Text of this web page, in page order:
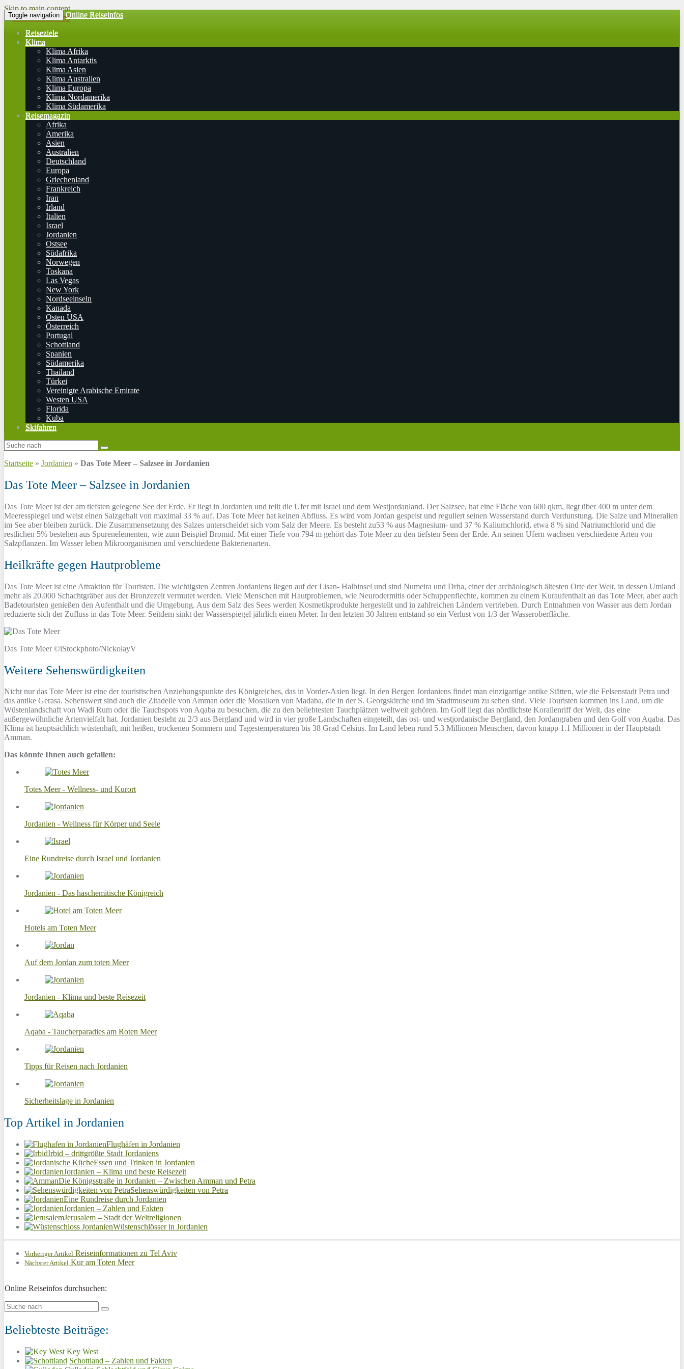
Skip to main content
Toggle navigation Online Reiseinfos
Reiseziele
Klima
Klima Afrika
Klima Antarktis
Klima Asien
Klima Australien
Klima Europa
Klima Nordamerika
Klima Südamerika
Reisemagazin
Afrika
Amerika
Asien
Australien
Deutschland
Europa
Griechenland
Frankreich
Iran
Irland
Italien
Israel
Jordanien
Ostsee
Südafrika
Norwegen
Toskana
Las Vegas
New York
Nordseeinseln
Kanada
Osten USA
Österreich
Portugal
Schottland
Spanien
Südamerika
Thailand
Türkei
Vereinigte Arabische Emirate
Westen USA
Florida
Kuba
Skifahren
Startseite » Jordanien » Das Tote Meer – Salzsee in Jordanien
Das Tote Meer – Salzsee in Jordanien
Das Tote Meer ist der am tiefsten gelegene See der Erde. Er liegt in Jordanien und teilt die Ufer mit Israel und dem Westjordanland. Der Salzsee, hat eine Fläche von 600 qkm, liegt über 400 m unter dem
Meeresspiegel und weist einen Salzgehalt von maximal 33 % auf. Das Tote Meer hat keinen Abfluss. Es wird vom Jordan gespeist und reguliert seinen Wasserstand durch Verdunstung. Die Salze und Mineralien
im See aber bleiben zurück. Die Zusammensetzung des Salzes unterscheidet sich vom Salz der Meere. Es besteht zu53 % aus Magnesium- und 37 % Kaliumchlorid, etwa 8 % sind Natriumchlorid und die
restlichen 5% bestehen aus Spurenelementen, wie zum Beispiel Bromid. Mit einer Tiefe von 794 m gehört das Tote Meer zu den tiefsten Seen der Erde. An seinen Ufern wachsen verschiedene Arten von
Salzpflanzen. Im Wasser leben Mikroorganismen und verschiedene Bakterienarten.
Heilkräfte gegen Hautprobleme
Das Tote Meer ist eine Attraktion für Touristen. Die wichtigsten Zentren Jordaniens liegen auf der Lisan- Halbinsel und sind Numeira und Drha, einer der archäologisch ältesten Orte der Welt, in dessen Umland
mehr als 20.000 Schachtgräber aus der Bronzezeit vermutet werden. Viele Menschen mit Hautproblemen, wie Neurodermitis oder Schuppenflechte, kommen zu einem Kuraufenthalt an das Tote Meer, aber auch
Badetouristen genießen den Aufenthalt und die Umgebung. Aus dem Salz des Sees werden Kosmetikprodukte hergestellt und in zahlreichen Ländern vertrieben. Durch Entnahmen von Wasser aus dem Jordan
reduzierte sich der Zufluss in das Tote Meer. Seitdem sinkt der Wasserspiegel jährlich einen Meter. In den letzten 30 Jahren entstand so ein Verlust von 1/3 der Wasseroberfläche.
Das Tote Meer ©iStockphoto/NickolayV
Weitere Sehenswürdigkeiten
Nicht nur das Tote Meer ist eine der touristischen Anziehungspunkte des Königreiches, das in Vorder-Asien liegt. In den Bergen Jordaniens findet man einzigartige antike Stätten, wie die Felsenstadt Petra und
das antike Gerasa. Sehenswert sind auch die Zitadelle von Amman oder die Mosaiken von Madaba, die in der S. Georgskirche und im Stadtmuseum zu sehen sind. Viele Touristen kommen ins Land, um die
Wüstenlandschaft von Wadi Rum oder die Tauchspots von Aqaba zu besuchen, die zu den beliebtesten Tauchplätzen weltweit gehören. Im Golf liegt das nördlichste Korallenriff der Welt, das eine
außergewöhnliche Artenvielfalt hat. Jordanien besteht zu 2/3 aus Bergland und wird in vier große Landschaften eingeteilt, das ost- und westjordanische Bergland, den Jordangraben und den Golf von Aqaba. Das
Klima ist hauptsächlich wüstenhaft, mit heißen, trockenen Sommern und Tagestemperaturen bis 38 Grad Celsius. Im Land leben rund 5.3 Millionen Menschen, davon knapp 1.1 Millionen in der Hauptstadt
Amman.
Das könnte Ihnen auch gefallen:
Totes Meer - Wellness- und Kurort
Jordanien - Wellness für Körper und Seele
Eine Rundreise durch Israel und Jordanien
Jordanien - Das haschemitische Königreich
Hotels am Toten Meer
Auf dem Jordan zum toten Meer
Jordanien - Klima und beste Reisezeit
Aqaba - Taucherparadies am Roten Meer
Tipps für Reisen nach Jordanien
Sicherheitslage in Jordanien
Top Artikel in Jordanien
Flughäfen in Jordanien
Irbid – drittgrößte Stadt Jordaniens
Essen und Trinken in Jordanien
Jordanien – Klima und beste Reisezeit
Die Königsstraße in Jordanien – Zwischen Amman und Petra
Sehenswürdigkeiten von Petra
Eine Rundreise durch Jordanien
Jordanien – Zahlen und Fakten
Jerusalem – Stadt der Weltreligionen
Wüstenschlösser in Jordanien
Vorheriger Artikel Reiseinformationen zu Tel Aviv
Nächster Artikel Kur am Toten Meer
Online Reiseinfos durchsuchen:
Beliebteste Beiträge:
Key West
Schottland – Zahlen und Fakten